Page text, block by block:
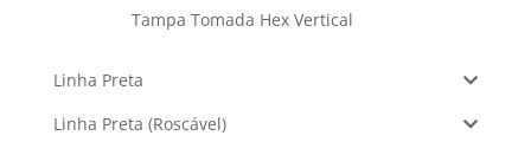
Tampa Tomada Hex Vertical
Linha Preta
Linha Preta (Roscável)